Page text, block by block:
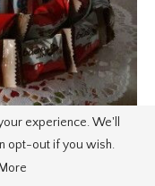
experience. We'll
opt-out if you wish.